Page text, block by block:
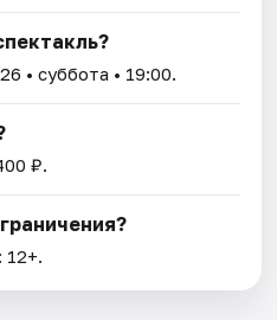
• суббота • 19:00.
₽.
12+.